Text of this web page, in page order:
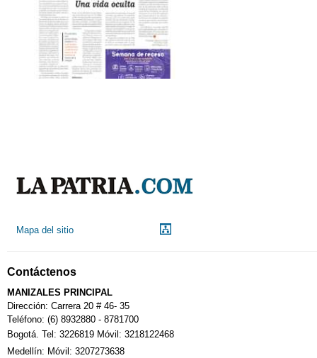
Mapa del sitio
Contáctenos
MANIZALES PRINCIPAL
Dirección: Carrera 20 # 46- 35
Teléfono: (6) 8932880 - 8781700
Bogotá. Tel: 3226819 Móvil: 3218122468
Medellín: Móvil: 3207273638